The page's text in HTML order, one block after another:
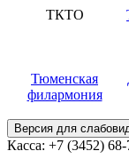
ТКТО
Тюменская
филармония
Версия для
Касса: +7 (3452) 68-